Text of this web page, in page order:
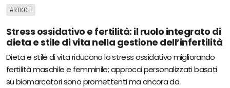
ARTICOLI
Stress ossidativo e fertilità: il ruolo integrato di
dieta e stile di vita nella gestione dell’infertilità
Dieta e stile di vita riducono lo stress ossidativo migliorando
fertilità maschile e femminile; approcci personalizzati basati
su biomarcatori sono promettenti ma ancora da